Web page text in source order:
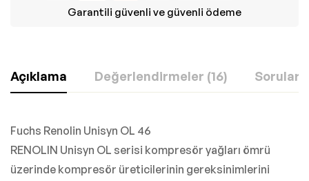
Garantili güvenli ve güvenli ödeme
Açıklama Değerlendirmeler (16) Sorular
Fuchs Renolin Unisyn OL 46
RENOLIN Unisyn OL serisi kompresör yağları ömrü
üzerinde kompresör üreticilerinin gereksinimlerini